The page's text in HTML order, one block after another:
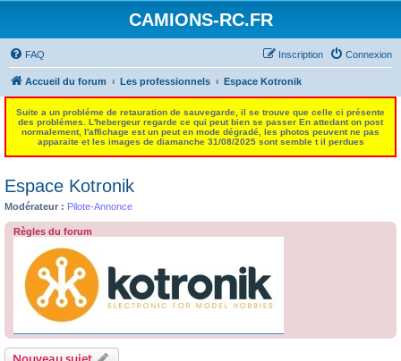
CAMIONS-RC.FR
FAQ Connexion
Inscription
Accueil du forum Les professionnels Espace Kotronik
Suite a un probléme de retauration de sauvegarde, il se trouve que celle ci présente
des problémes. L'hebergeur regarde ce qui peut bien se passer En attedant on post
normalement, l'affichage est un peut en mode dégradé, les photos peuvent ne pas
apparaite et les images de diamanche 31/08/2025 sont semble t il perdues
Espace Kotronik
Modérateur : Pilote-Annonce
Règles du forum